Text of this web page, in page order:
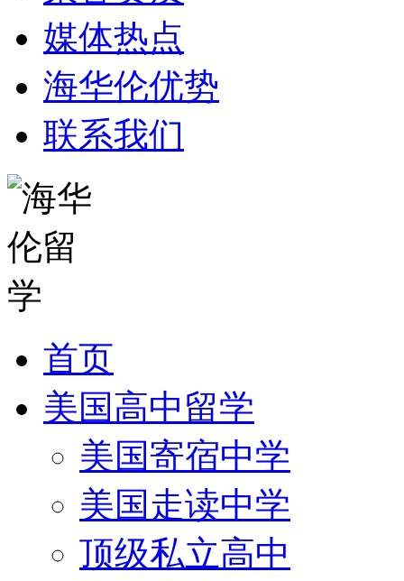
媒体热点
海华伦优势
联系我们
首页
美国高中留学
美国寄宿中学
美国走读中学
顶级私立高中